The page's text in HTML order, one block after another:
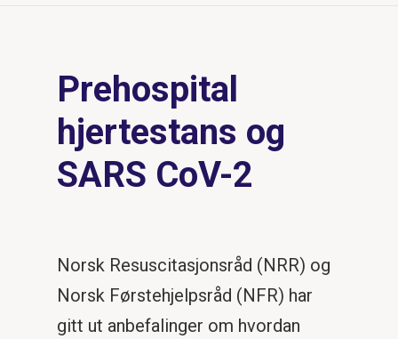
Prehospital
hjertestans og
SARS CoV-2
Norsk Resuscitasjonsråd (NRR) og
Norsk Førstehjelpsråd (NFR) har
gitt ut anbefalinger om hvordan